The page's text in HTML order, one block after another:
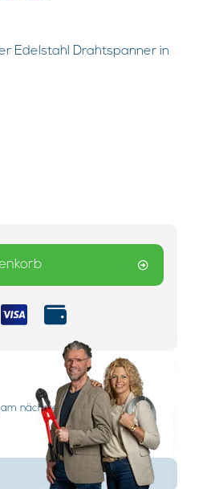
Edelstahl Drahtspanner in
nächsten Werktag!